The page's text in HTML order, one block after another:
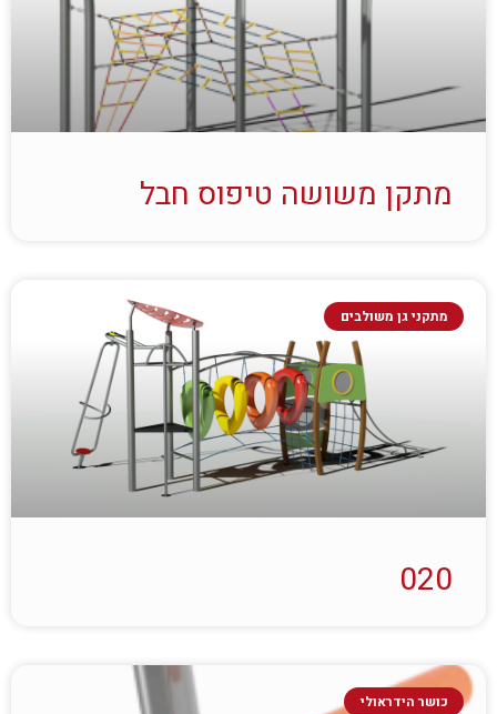
מתקן משושה טיפוס חבל
מתקני גן משולבים
020
כושר הידראולי